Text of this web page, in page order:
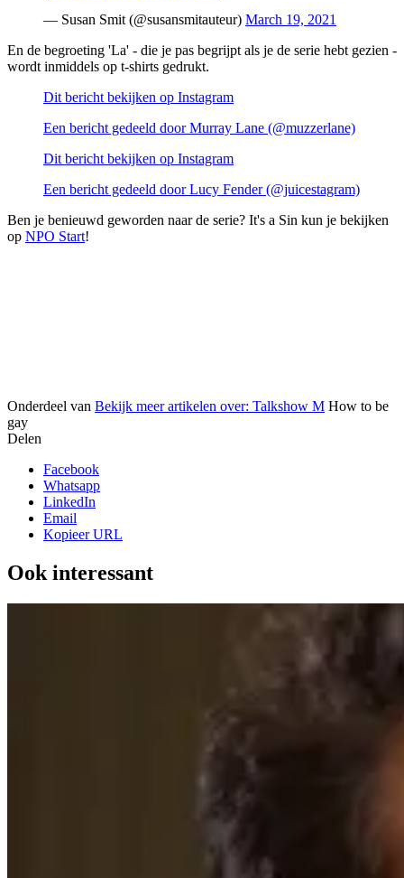
— Susan Smit (@susansmitauteur) March 19, 2021
En de begroeting 'La' - die je pas begrijpt als je de serie hebt gezien -
wordt inmiddels op t-shirts gedrukt.
Dit bericht bekijken op Instagram
Een bericht gedeeld door Murray Lane (@muzzerlane)
Dit bericht bekijken op Instagram
Een bericht gedeeld door Lucy Fender (@juicestagram)
Ben je benieuwd geworden naar de serie? It's a Sin kun je bekijken
op NPO Start!
Onderdeel van Bekijk meer artikelen over: Talkshow M How to be
gay
Delen
Facebook
Whatsapp
LinkedIn
Email
Kopieer URL
Ook interessant